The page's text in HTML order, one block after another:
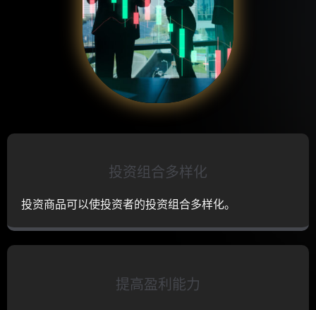
投资组合多样化
投资商品可以使投资者的投资组合多样化。
提高盈利能力